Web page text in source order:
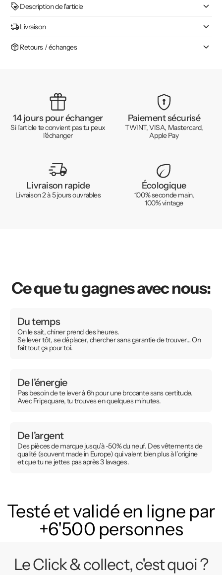
Description de l'article
Livraison
Retours / échanges
14 jours pour échanger
Si l'article te convient pas tu peux
l'échanger
Paiement sécurisé
TWINT, VISA, Mastercard,
Apple Pay
Livraison rapide
Livraison 2 à 5 jours ouvrables
Écologique
100% seconde main,
100% vintage
Ce que tu gagnes avec nous:
Du temps
On le sait, chiner prend des heures.
Se lever tôt, se déplacer, chercher sans garantie de trouver… On
fait tout ça pour toi.
De l'énergie
Pas besoin de te lever à 6h pour une brocante sans certitude.
Avec Fripsquare, tu trouves en quelques minutes.
De l'argent
Des pièces de marque jusqu’à -50% du neuf. Des vêtements de
qualité (souvent made in Europe) qui valent bien plus à l’origine
et que tu ne jettes pas après 3 lavages.
Testé et validé en ligne par
+6'500 personnes
Le Click & collect, c'est quoi ?